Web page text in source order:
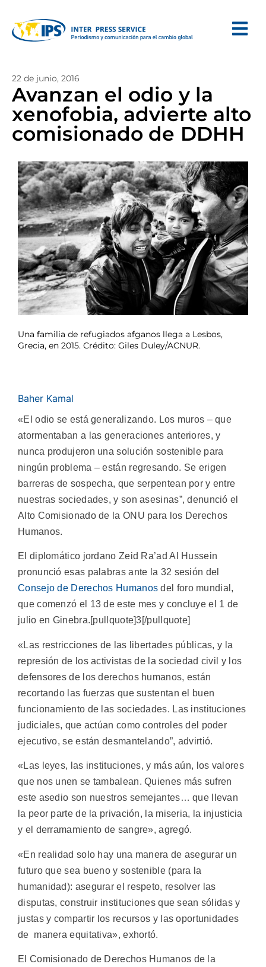
22 de junio, 2016
Avanzan el odio y la
xenofobia, advierte alto
comisionado de DDHH
Una familia de refugiados afganos llega a Lesbos,
Grecia, en 2015. Crédito: Giles Duley/ACNUR.
Baher Kamal
«El odio se está generalizando. Los muros – que
atormentaban a las generaciones anteriores, y
nunca produjeron una solución sostenible para
ningún problema – están regresando. Se erigen
barreras de sospecha, que serpentean por y entre
nuestras sociedades, y son asesinas”, denunció el
Alto Comisionado de la ONU para los Derechos
Humanos.
El diplomático jordano Zeid Ra’ad Al Hussein
pronunció esas palabras ante la 32 sesión del
Consejo de Derechos Humanos del foro mundial,
que comenzó el 13 de este mes y concluye el 1 de
julio en Ginebra.[pullquote]3[/pullquote]
«Las restricciones de las libertades públicas, y la
represión de los activistas de la sociedad civil y los
defensores de los derechos humanos, están
recortando las fuerzas que sustentan el buen
funcionamiento de las sociedades. Las instituciones
judiciales, que actúan como controles del poder
ejecutivo, se están desmantelando”, advirtió.
«Las leyes, las instituciones, y más aún, los valores
que nos unen se tambalean. Quienes más sufren
este asedio son nuestros semejantes… que llevan
la peor parte de la privación, la miseria, la injusticia
y el derramamiento de sangre», agregó.
«En realidad solo hay una manera de asegurar un
futuro que sea bueno y sostenible (para la
humanidad): asegurar el respeto, resolver las
disputas, construir instituciones que sean sólidas y
justas y compartir los recursos y las oportunidades
de manera equitativa», exhortó.
El Comisionado de Derechos Humanos de la